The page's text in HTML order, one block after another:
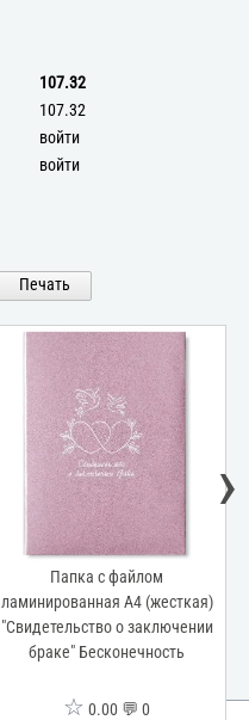
107.32
107.32
войти
войти
Печать
Папка с файлом
ламинированная А4 (жесткая)
"Свидетельство о заключении
браке" Бесконечность
☆ 0.00 💬 0
›